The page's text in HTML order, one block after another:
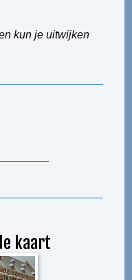
kun je uitwijken